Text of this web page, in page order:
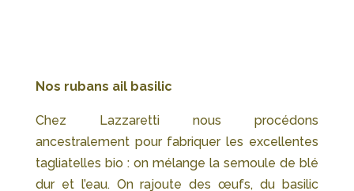
Nos rubans ail basilic
Chez Lazzaretti nous procédons
ancestralement pour fabriquer les excellentes
tagliatelles bio : on mélange la semoule de blé
dur et l’eau. On rajoute des œufs, du basilic